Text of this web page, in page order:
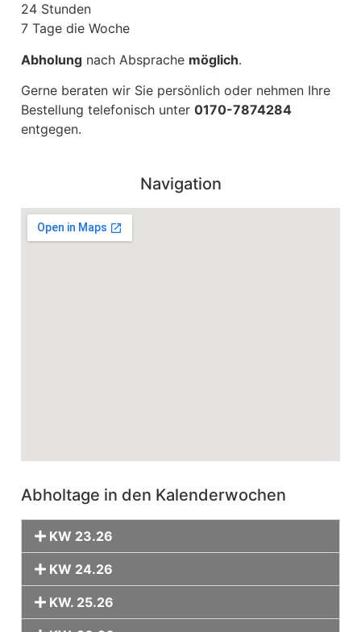
24 Stunden
7 Tage die Woche
Abholung nach Absprache möglich.
Gerne beraten wir Sie persönlich oder nehmen Ihre
Bestellung telefonisch unter 0170-7874284
entgegen.
Navigation
Abholtage in den Kalenderwochen
KW 23.26
KW 24.26
KW. 25.26